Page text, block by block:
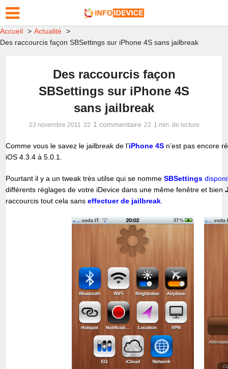
Accueil
Actualité
Des raccourcis façon SBSettings sur iPhone 4S sans jailbreak
Des raccourcis façon
SBSettings sur iPhone 4S
sans jailbreak
23 novembre 2011 1 commentaire 1 min. de lecture
Comme vous le savez le jailbreak de l’iPhone 4S n’est pas encore
iOS 4.3.4 à 5.0.1.
Pourtant il y a un tweak très utilse qui se nommeSBSettings
différents réglages de votre iDevice dans une même fenêtre et bien
raccourcis tout cela sanseffectuer de jailbreak